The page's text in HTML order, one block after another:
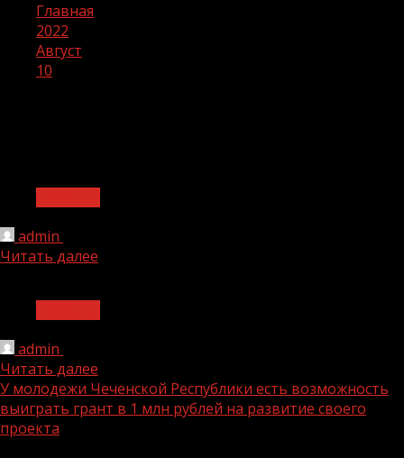
Главная
2022
Август
10
admin
Читать далее
admin
Читать далее
У молодежи Чеченской Республики есть возможность
выиграть грант в 1 млн рублей на развитие своего
проекта